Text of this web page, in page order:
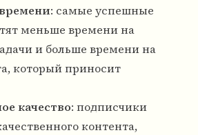
: самые успешные
меньше времени на
и больше времени на
который приносит
качество: подписчики
контента,